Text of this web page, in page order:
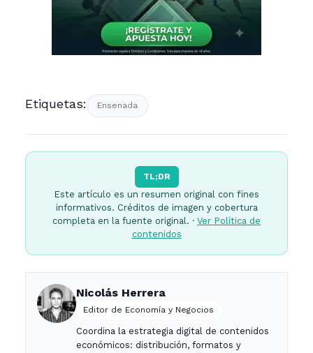
Etiquetas: Ensenada
TL;DR
Este artículo es un resumen original con fines
informativos. Créditos de imagen y cobertura
completa en la fuente original. · Ver Política de
contenidos
Nicolás Herrera
Editor de Economía y Negocios
Coordina la estrategia digital de contenidos
económicos: distribución, formatos y